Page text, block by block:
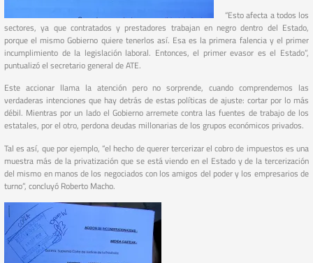
“Esto afecta a todos los
sectores, ya que contratados y prestadores trabajan en negro dentro del Estado,
porque el mismo Gobierno quiere tenerlos así. Esa es la primera falencia y el primer
incumplimiento de la legislación laboral. Entonces, el primer evasor es el Estado”,
puntualizó el secretario general de ATE.
Este accionar llama la atención pero no sorprende, cuando comprendemos las
verdaderas intenciones que hay detrás de estas políticas de ajuste: cortar por lo más
débil. Mientras por un lado el Gobierno arremete contra las fuentes de trabajo de los
estatales, por el otro, perdona deudas millonarias de los grupos económicos privados.
Tal es así, que por ejemplo, “el hecho de querer tercerizar el cobro de impuestos es una
muestra más de la privatización que se está viendo en el Estado y de la tercerización
del mismo en manos de los negociados con los amigos del poder y los empresarios de
turno”, concluyó Roberto Macho.